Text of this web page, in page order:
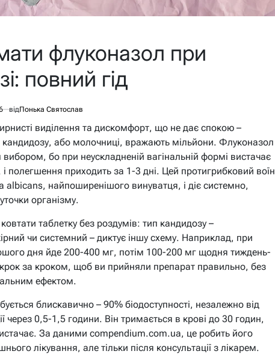
флуконазол при
повний гід
відПонька Святослав
виділення та дискомфорт, що не дає спокою –
або молочниці, вражають мільйони. Флуконазол
бо при неускладненій вагінальній формі вистачає
і полегшення приходить за 1-3 дні. Цей протигрибковий воїн
albicans, найпоширенішого винуватця, і діє системно,
організму.
таблетку без роздумів: тип кандидозу –
чи системний – диктує іншу схему. Наприклад, при
дня йде 200-400 мг, потім 100-200 мг щодня тиждень-
за кроком, щоб ви прийняли препарат правильно, без
ефектом.
блискавично – 90% біодоступності, незалежно від
через 0,5-1,5 години. Він тримається в крові до 30 годин,
За даними compendium.com.ua, це робить його
лікування, але тільки після консультації з лікарем.